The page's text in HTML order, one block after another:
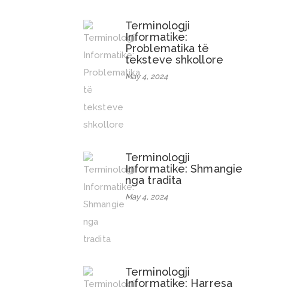
Terminologji
Informatike:
Problematika të
teksteve shkollore
May 4, 2024
Terminologji
Informatike: Shmangie
nga tradita
May 4, 2024
Terminologji
Informatike: Harresa